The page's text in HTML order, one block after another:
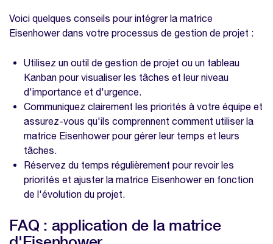
Voici quelques conseils pour intégrer la matrice
Eisenhower dans votre processus de gestion de projet :
Utilisez un outil de gestion de projet ou un tableau
Kanban pour visualiser les tâches et leur niveau
d'importance et d'urgence.
Communiquez clairement les priorités à votre équipe et
assurez-vous qu'ils comprennent comment utiliser la
matrice Eisenhower pour gérer leur temps et leurs
tâches.
Réservez du temps régulièrement pour revoir les
priorités et ajuster la matrice Eisenhower en fonction
de l'évolution du projet.
FAQ : application de la matrice